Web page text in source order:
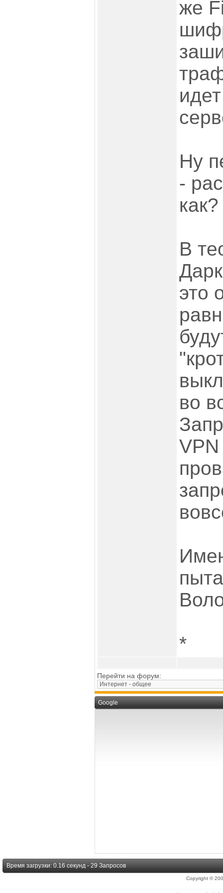
же
Ну
-
как?
В
это
во
VPN
*
Перейти на форум:
Google
Время загрузки: 0.16 секунд - 29 Запросов
Copyright ©